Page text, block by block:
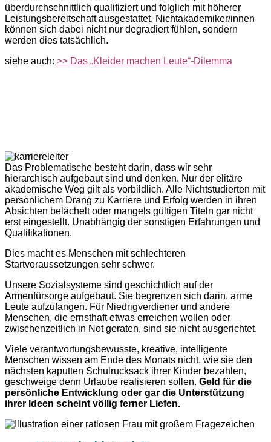
überdurchschnittlich qualifiziert und folglich mit höherer
Leistungsbereitschaft ausgestattet. Nichtakademiker/innen
können sich dabei nicht nur degradiert fühlen, sondern
werden dies tatsächlich.
siehe auch: >> Das „Kleider machen Leute“-Dilemma
Das Problematische besteht darin, dass wir sehr
hierarchisch aufgebaut sind und denken. Nur der elitäre
akademische Weg gilt als vorbildlich. Alle Nichtstudierten mit
persönlichem Drang zu Karriere und Erfolg werden in ihren
Absichten belächelt oder mangels gültigen Titeln gar nicht
erst eingestellt. Unabhängig der sonstigen Erfahrungen und
Qualifikationen.
Dies macht es Menschen mit schlechteren
Startvoraussetzungen sehr schwer.
Unsere Sozialsysteme sind geschichtlich auf der
Armenfürsorge aufgebaut. Sie begrenzen sich darin, arme
Leute aufzufangen. Für Niedrigverdiener und andere
Menschen, die ernsthaft etwas erreichen wollen oder
zwischenzeitlich in Not geraten, sind sie nicht ausgerichtet.
Viele verantwortungsbewusste, kreative, intelligente
Menschen wissen am Ende des Monats nicht, wie sie den
nächsten kaputten Schulrucksack ihrer Kinder bezahlen,
geschweige denn Urlaube realisieren sollen. Geld für die
persönliche Entwicklung oder gar die Unterstützung
ihrer Ideen scheint völlig ferner Liefen.